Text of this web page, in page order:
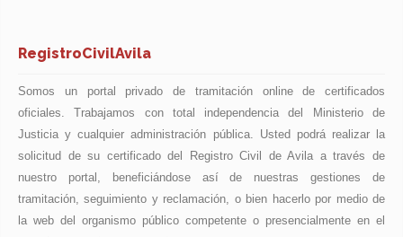
RegistroCivilAvila
Somos un portal privado de tramitación online de certificados
oficiales. Trabajamos con total independencia del Ministerio de
Justicia y cualquier administración pública. Usted podrá realizar la
solicitud de su certificado del Registro Civil de Avila a través de
nuestro portal, beneficiándose así de nuestras gestiones de
tramitación, seguimiento y reclamación, o bien hacerlo por medio de
la web del organismo público competente o presencialmente en el